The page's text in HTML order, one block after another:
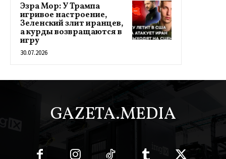
Эзра Мор: У Трампа
игривое настроение,
Зеленский злит иранцев,
а курды возвращаются в
игру
30.07.2026
GAZETA.MEDIA